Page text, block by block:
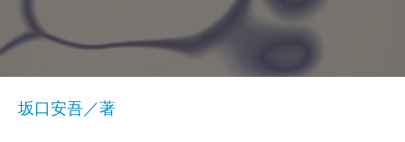
坂口安吾／著